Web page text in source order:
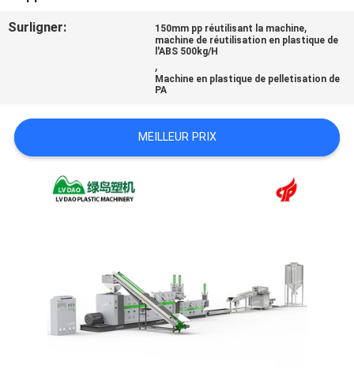
PLAN
Surligner: 150mm pp réutilisant la machine,
machine de réutilisation en plastique de
l'ABS 500kg/H
,
Machine en plastique de pelletisation de
PA
MEILLEUR PRIX